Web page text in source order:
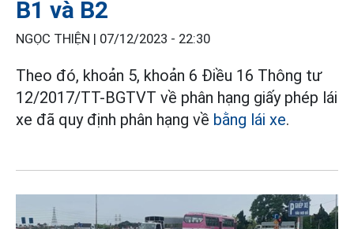
B1 và B2
NGỌC THIỆN | 07/12/2023 - 22:30
Theo đó, khoản 5, khoản 6 Điều 16 Thông tư
12/2017/TT-BGTVT về phân hạng giấy phép lái
xe đã quy định phân hạng về bằng lái xe.